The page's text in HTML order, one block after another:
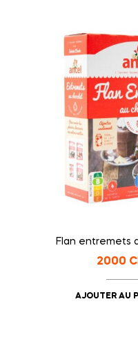
Flan entremets
2000
AJOUTER AU